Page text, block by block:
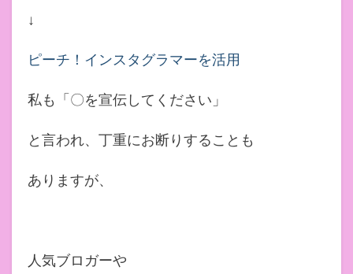
↓
ピーチ！インスタグラマーを活用
私も「〇を宣伝してください」
と言われ、丁重にお断りすることも
ありますが、
人気ブロガーや